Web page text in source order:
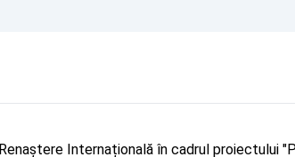
Internațională în cadrul proiectului